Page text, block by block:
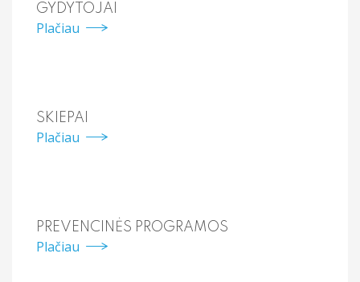
GYDYTOJAI
Plačiau
SKIEPAI
Plačiau
PREVENCINĖS PROGRAMOS
Plačiau